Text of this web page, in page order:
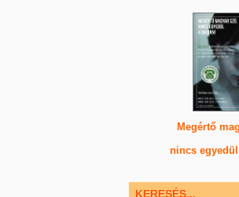
Megértő
nincs
KERESÉS...